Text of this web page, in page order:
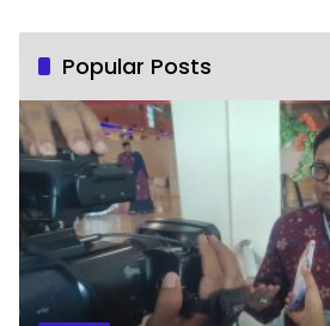
Popular Posts